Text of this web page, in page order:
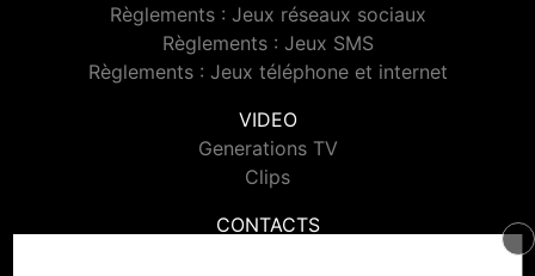
Règlements : Jeux réseaux sociaux
Règlements : Jeux SMS
Règlements : Jeux téléphone et internet
VIDEO
Generations TV
Clips
CONTACTS